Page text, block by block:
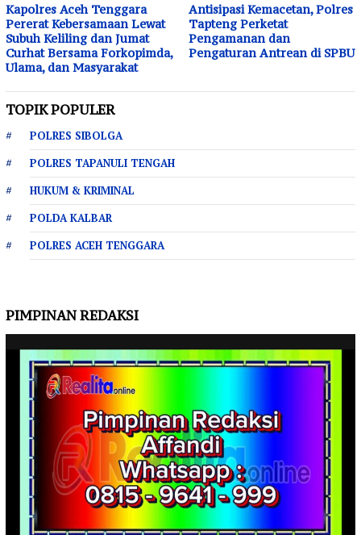
Kapolres Aceh Tenggara
Pererat Kebersamaan Lewat
Subuh Keliling dan Jumat
Curhat Bersama Forkopimda,
Ulama, dan Masyarakat
Antisipasi Kemacetan, Polres
Tapteng Perketat
Pengamanan dan
Pengaturan Antrean di SPBU
TOPIK POPULER
POLRES SIBOLGA
POLRES TAPANULI TENGAH
HUKUM & KRIMINAL
POLDA KALBAR
POLRES ACEH TENGGARA
PIMPINAN REDAKSI